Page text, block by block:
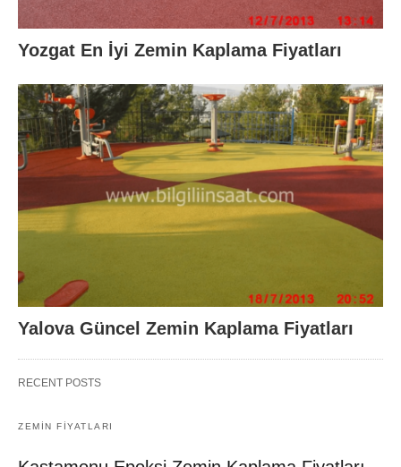
Yozgat En İyi Zemin Kaplama Fiyatları
Yalova Güncel Zemin Kaplama Fiyatları
RECENT POSTS
ZEMIN FIYATLARI